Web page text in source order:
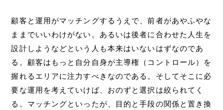
顧客と運用がマッチングするうえで、前者があやふやな
ままでいいわけがない。あるいは後者に合わせた人生を
設計しようなどという人も本来はいないはずなのであ
る。顧客はもっと自分自身が主導権（コントロール）を
握れるエリアに注力すべきなのである。そしてそこに必
要な運用を考えていけば、おのずと選択は絞られてく
る。マッチングといったが、目的と手段の関係と置き換